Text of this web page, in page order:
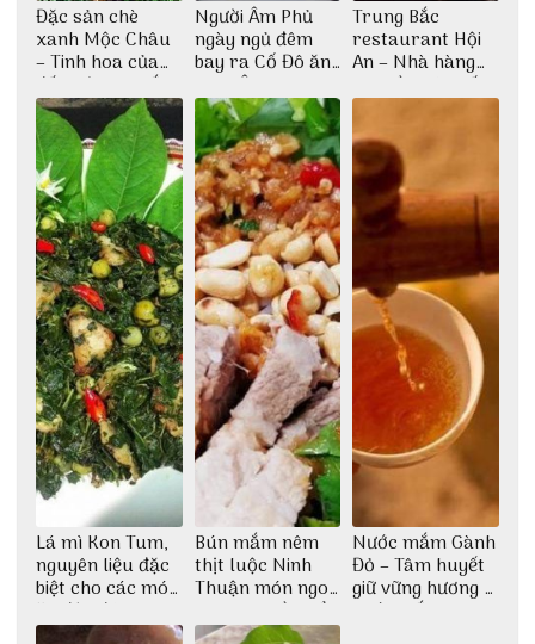
Đặc sản chè
xanh Mộc Châu
– Tinh hoa của
đất trời Tây Bắc
Người Âm Phủ
ngày ngủ đêm
bay ra Cố Đô ăn
Cơm Âm Phủ
Huế
Trung Bắc
restaurant Hội
An – Nhà hàng
cao lầu có thiết
kế vô cùng ấn
tượng giữa lòng
phố Hội
Lá mì Kon Tum,
nguyên liệu đặc
biệt cho các món
ăn độc đáo
Bún mắm nêm
thịt luộc Ninh
Thuận món ngon
dân dã miền biển
Nước mắm Gành
Đỏ – Tâm huyết
giữ vững hương vị
nước mắm sau